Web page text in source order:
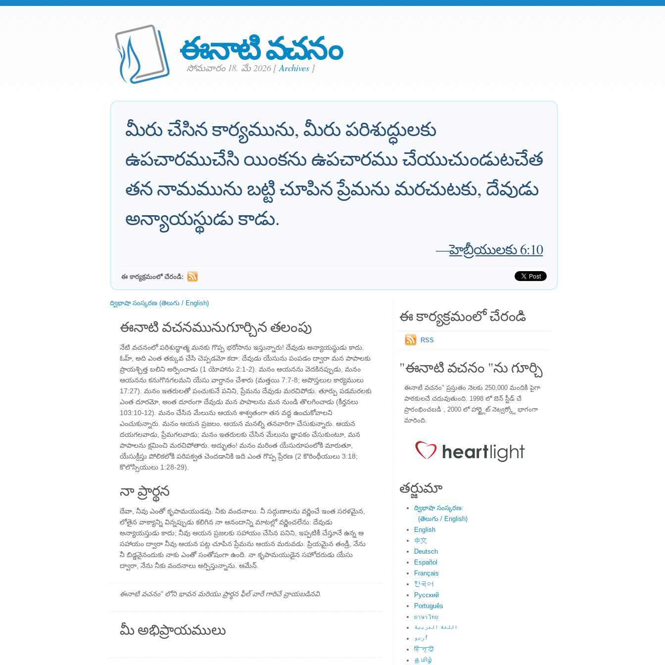
ఈనాటి వచనం
సోమవారం 18. మే 2026[Archives]
మీరు చేసిన కార్యమును, మీరు పరిశుద్ధులకు
ఉపచారముచేసి యింకను ఉపచారము చేయుచుండుటచేత
తన నామమును బట్టి చూపిన ప్రేమను మరచుటకు, దేవుడు
అన్యాయస్థుడు కాడు.
—హెబ్రీయులకు 6:10
ఈ కార్యక్రమంలో చేరండి:
ద్విభాషా సంస్కరణ (తెలుగు / English)
ఈనాటి వచనమునుగూర్చిన తలంపు
నేటి వచనంలో పరిశుద్ధాత్మ మనకు గొప్ప భరోసాను ఇస్తున్నారు! దేవుడు అన్యాయస్థుడు కాదు.
ఓహ్, అది ఎంత తక్కువ చేసి చెప్పడమో కదా: దేవుడు యేసును పంపడం ద్వారా మన పాపాలకు
ప్రాయశ్చిత్త బలిని అర్పించాడు (1 యోహాను 2:1-2). మనం ఆయనను వెదకినప్పుడు, మనం
ఆయనను కనుగొనగలమని యేసు వాగ్దానం చేశారు (మత్తయి 7:7-8; అపొస్తలుల కార్యములు
17:27). మనం ఇతరులతో పంచుకునే పనిని, ప్రేమను దేవుడు మరచిపోడు. తూర్పు పడమరలకు
ఎంత దూరమో, అంత దూరంగా దేవుడు మన పాపాలను మన నుండి తొలగించాడు (కీర్తనలు
103:10-12). మనం చేసిన మేలును ఆయన శాశ్వతంగా తన వద్ద ఉంచుకోవాలని
ఎంచుకున్నారు. మనం ఆయన ప్రజలం. ఆయన మనల్ని తనవారిగా చేసుకున్నారు. ఆయన
దయగలవాడు, ప్రేమగలవాడు; మనం ఇతరులకు చేసిన మేలును జ్ఞాపకం చేసుకుంటూ, మన
పాపాలను క్షమించి మరచిపోతారు. అద్భుతం! మనం మరింత యేసురూపంలోకి మారుతూ,
యేసుక్రీస్తు పోలికలోకి పరిపక్వత చెందడానికి ఇది ఎంత గొప్ప ప్రేరణ (2 కొరింథీయులు 3:18;
కొలొస్సియులు 1:28-29).
నా ప్రార్థన
దేవా, నీవు ఎంతో కృపామయుడవు. నీకు వందనాలు. నీ సద్గుణాలను వర్ణించే ఇంత సరళమైన,
లోతైన వాక్యాన్ని విన్నప్పుడు కలిగిన నా ఆనందాన్ని మాటల్లో వర్ణించలేను: దేవుడు
అన్యాయస్తుడు కాదు; నీవు ఆయన ప్రజలకు సహాయం చేసిన పనిని, ఇప్పటికీ చేస్తూనే ఉన్న ఆ
సహాయం ద్వారా నీవు ఆయన పట్ల చూపిన ప్రేమను ఆయన మరువడు. ప్రియమైన తండ్రీ, నేను
నీ బిడ్డనైనందుకు నాకు ఎంతో సంతోషంగా ఉంది. నా కృపామయుడైన సహోదరుడు యేసు
ద్వారా, నేను నీకు వందనాలు అర్పిస్తున్నాను. ఆమేన్.
ఈనాటి వచనం" లోని భావన మరియు ప్రార్థన ఫీల్ వారే గారిచే వ్రాయబడినవి.
మీ అభిప్రాయములు
ఈ కార్యక్రమంలో చేరండి
RSS
"ఈనాటి వచనం "ను గూర్చి
ఈనాటి వచనం" ప్రస్తుతం నెలకు 250,000 మందికి పైగా
పాఠకులచే చదువుతుంది. 1998 లో బెన్ స్టీడ్ చే
ప్రారంభించబడి , 2000 లో హార్ట్లైట్ నెట్వర్క్లో భాగంగా
మారింది.
తర్జుమా
ద్విభాషా సంస్కరణ:
(తెలుగు / English)
English
中文
Deutsch
Español
Français
한국어
Русский
Português
ภาษาไทย
اللغة العربية
اُردو
हिन्दी
தமிழ்